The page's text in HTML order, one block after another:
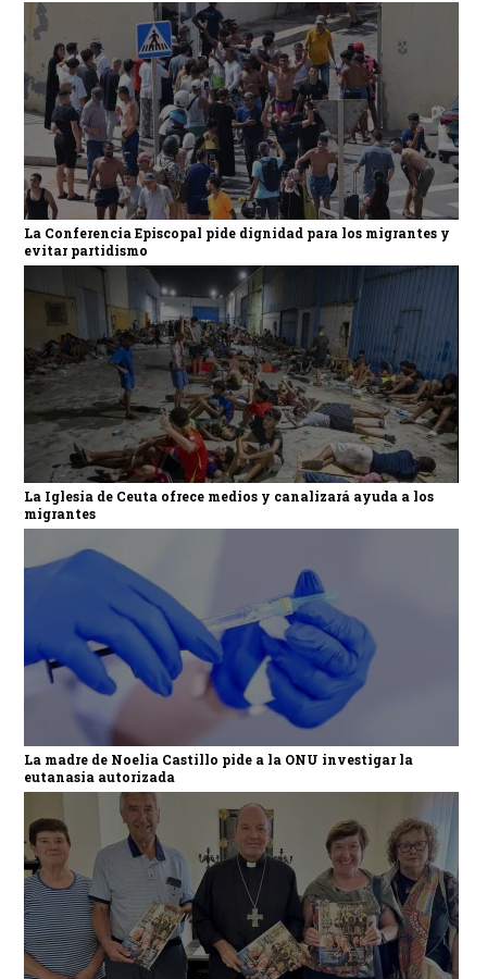
La Conferencia Episcopal pide dignidad para los migrantes y
evitar partidismo
La Iglesia de Ceuta ofrece medios y canalizará ayuda a los
migrantes
La madre de Noelia Castillo pide a la ONU investigar la
eutanasia autorizada